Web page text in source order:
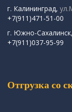
г. Калининград,
+7(911)471-51-00
г. Южно-Сахалинск,
+7(911)037-95-99
Отгрузка со